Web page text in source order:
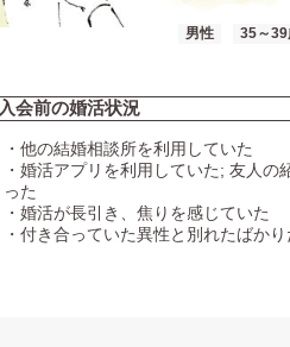
男性 35～39
入会前の婚活状況
・他の結婚相談所を利用していた
・婚活アプリを利用していた; 友人の
った
・婚活が長引き、焦りを感じていた
・付き合っていた異性と別れたばかり